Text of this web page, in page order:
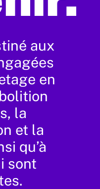
aux
en
la
et la
qu’à
sont